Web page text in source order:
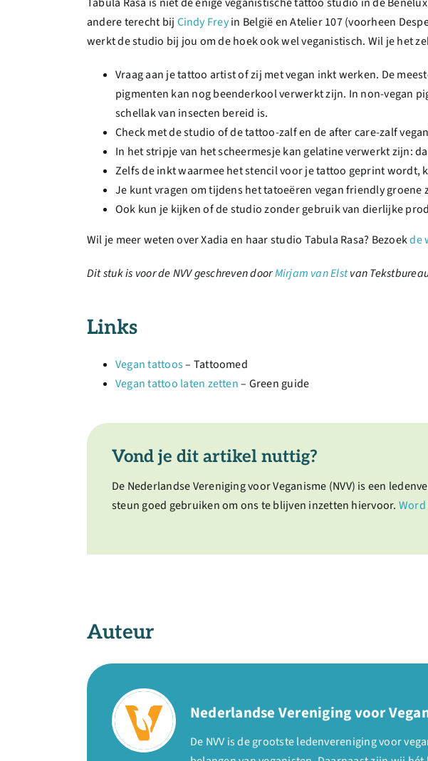
andere terecht bij Cindy Freyin België en Atelier 107 (voorheen
werkt de studio bij jou om de hoek ook wel veganistisch. Wil je het
Vraag aan je tattoo artist of zij met vegan inkt werken. De
pigmenten kan nog beenderkool verwerkt zijn. In non-vegan
schellak van insecten bereid is.
Check met de studio of de tattoo-zalf en de after care-zalf
In het stripje van het scheermesje kan gelatine verwerkt zijn:
Zelfs de inkt waarmee het stencil voor je tattoo geprint
Je kunt vragen om tijdens het tatoeëren vegan friendly groene
Ook kun je kijken of de studio zonder gebruik van dierlijke
Wil je meer weten over Xadia en haar studio Tabula Rasa? Bezoekde
Dit stuk is voor de NVV geschreven doorMirjam van Elstvan
Links
Vegan tattoos– Tattoomed
Vegan tattoo laten zetten– Green guide
Vond je dit artikel nuttig?
De Nederlandse Vereniging voor Veganisme (NVV) is een
steun goed gebruiken om ons te blijven inzetten hiervoor.
Auteur
Nederlandse Vereniging voor
De NVV is de grootste ledenvereniging voor